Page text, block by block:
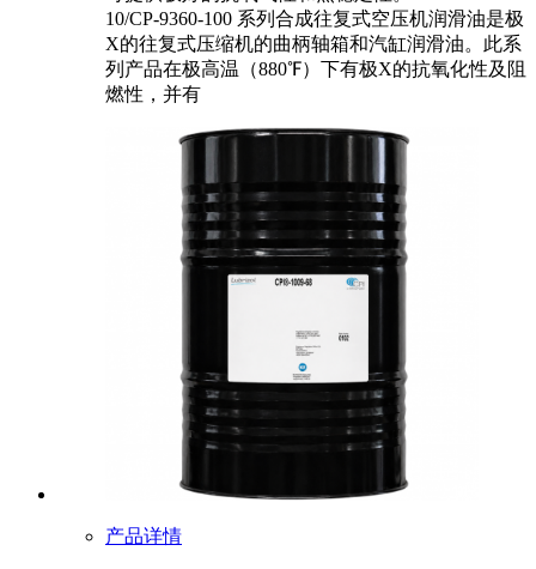
10/CP-9360-100 系列合成往复式空压机润滑油是极
X的往复式压缩机的曲柄轴箱和汽缸润滑油。此系
列产品在极高温（880℉）下有极X的抗氧化性及阻
燃性，并有
产品详情